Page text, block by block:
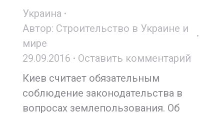
Украина
Автор: Строительство в Украине и
мире
29.09.2016
Оставить комментарий
Киев считает обязательным
соблюдение законодательства в
вопросах землепользования. Об